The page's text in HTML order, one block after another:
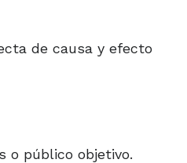
de causa y efecto
o público objetivo.